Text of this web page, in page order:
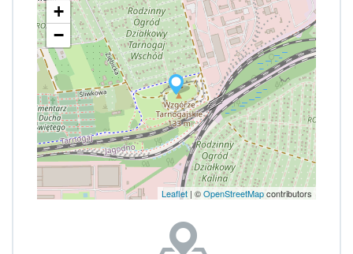
+
−
Leaflet | ©OpenStreetMapcontributors